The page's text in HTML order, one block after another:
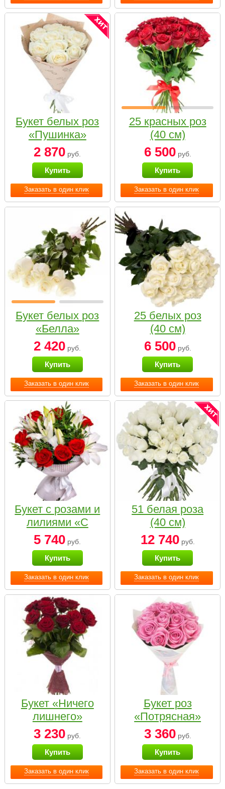
Заказать в один клик
Букет белых роз
«Пушинка»
2 870 руб.
Купить
Заказать в один клик
25 красных роз
(40 см)
6 500руб.
Купить
Заказать в один клик
Букет белых роз
«Белла»
2 420 руб.
Купить
Заказать в один клик
25 белых роз
(40 см)
6 500руб.
Купить
Заказать в один клик
Букет с розами и
лилиями «С
наилучшими
пожеланиями»
5 740 руб.
Купить
Заказать в один клик
51 белая роза
(40 см)
12 740руб.
Купить
Заказать в один клик
Букет «Ничего
лишнего»
3 230 руб.
Купить
Заказать в один клик
Букет роз
«Потрясная»
3 360руб.
Купить